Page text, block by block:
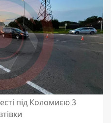
під Коломиєю 3